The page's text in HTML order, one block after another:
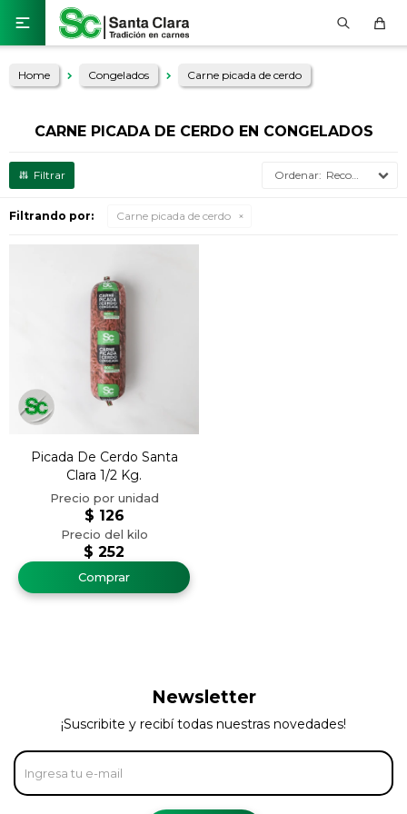

Home Congelados Carne picada de cerdo
CARNE PICADA DE CERDO EN CONGELADOS
Recomendados
Filtrando por: Carne picada de cerdo
Picada De Cerdo Santa
Clara 1/2 Kg.
$ 252
$ 126
Newsletter
¡Suscribite y recibí todas nuestras novedades!